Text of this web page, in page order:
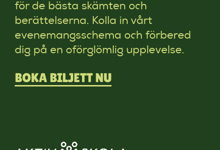
för de bästa skämten och
berättelserna. Kolla in vårt
evenemangsschema och förbered
dig på en oförglömlig upplevelse.
BOKA BILJETT NU